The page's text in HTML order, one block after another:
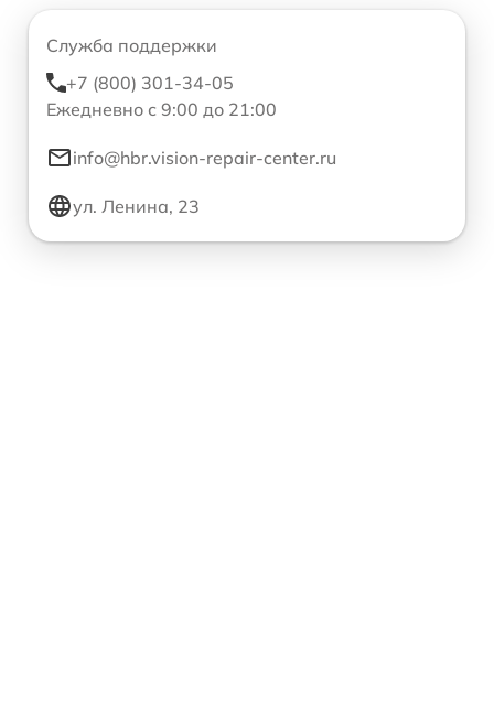
Служба поддержки
+7 (800) 301-34-05
Ежедневно с 9:00 до 21:00
info@hbr.vision-repair-center.ru
ул. Ленина, 23